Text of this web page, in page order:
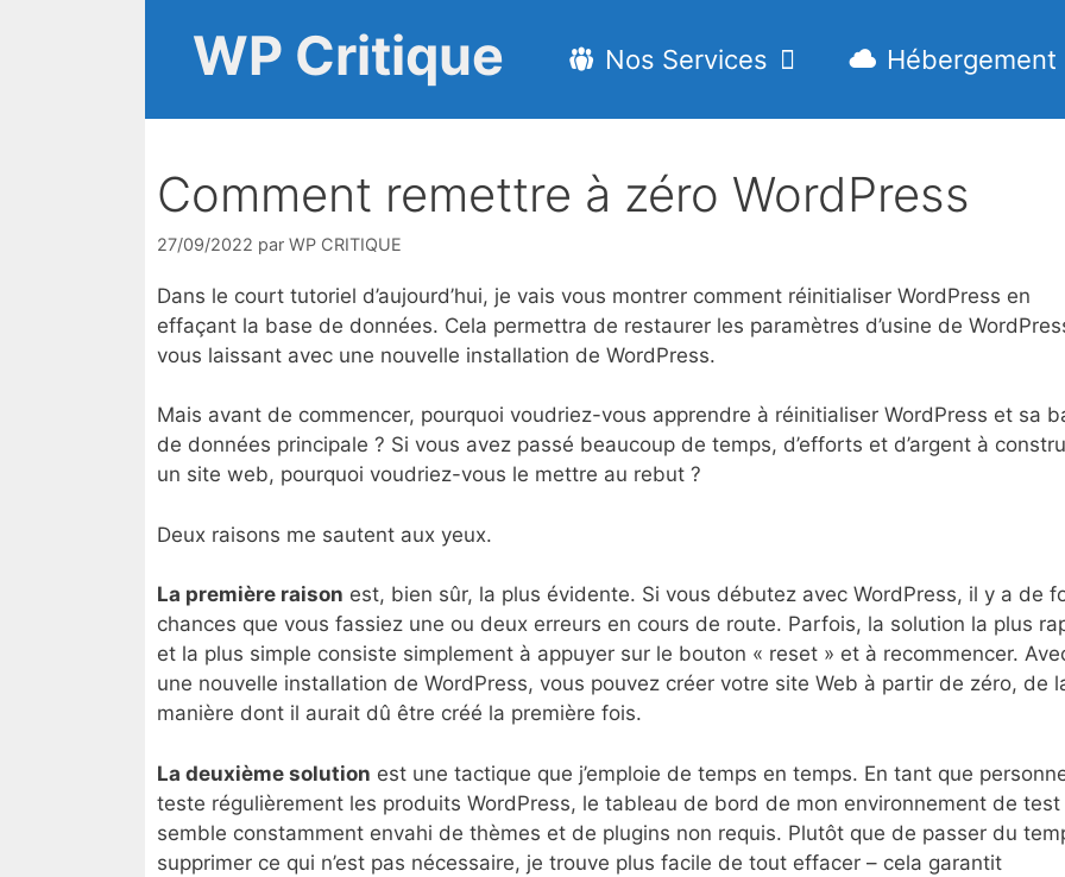
WP Critique Nos Services Hébergement
Comment remettre à zéro WordPress
27/09/2022 par WP CRITIQUE
Dans le court tutoriel d’aujourd’hui, je vais vous montrer comment réinitialiser WordPress en
effaçant la base de données. Cela permettra de restaurer les paramètres d’usine de
vous laissant avec une nouvelle installation de WordPress.
Mais avant de commencer, pourquoi voudriez-vous apprendre à réinitialiser WordPress et sa
de données principale ? Si vous avez passé beaucoup de temps, d’efforts et d’argent à
un site web, pourquoi voudriez-vous le mettre au rebut ?
Deux raisons me sautent aux yeux.
La première raison est, bien sûr, la plus évidente. Si vous débutez avec WordPress, il y a de
chances que vous fassiez une ou deux erreurs en cours de route. Parfois, la solution la plus
et la plus simple consiste simplement à appuyer sur le bouton « reset » et à recommencer.
une nouvelle installation de WordPress, vous pouvez créer votre site Web à partir de zéro, de
manière dont il aurait dû être créé la première fois.
La deuxième solution est une tactique que j’emploie de temps en temps. En tant que
teste régulièrement les produits WordPress, le tableau de bord de mon environnement de test
semble constamment envahi de thèmes et de plugins non requis. Plutôt que de passer du
supprimer ce qui n’est pas nécessaire, je trouve plus facile de tout effacer – cela garantit